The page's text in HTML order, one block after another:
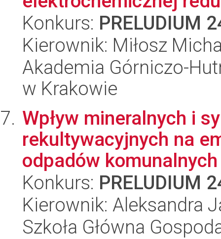
Konkurs: PRELUDIUM
Kierownik: Miłosz
Akademia Górniczo-
w Krakowie
Wpływ mineralnych i
rekultywacyjnych na
odpadów
Konkurs: PRELUDIUM
Kierownik: Aleksandra
Szkoła Główna